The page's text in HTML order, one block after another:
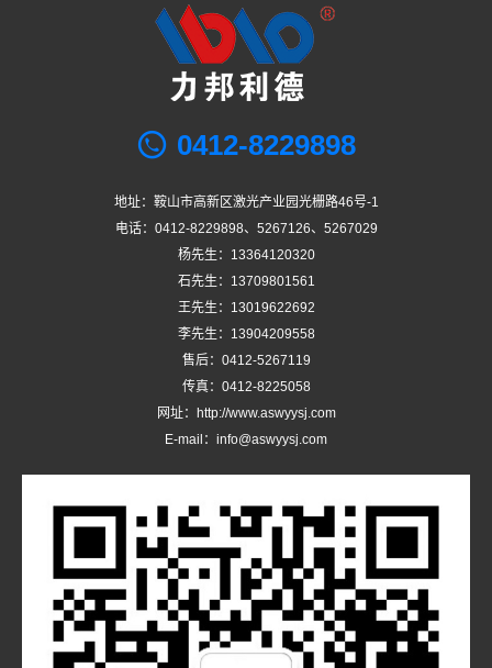
0412-8229898
地址：鞍山市高新区激光产业园光栅路46号-1
电话：0412-8229898、5267126、5267029
杨先生：13364120320
石先生：13709801561
王先生：13019622692
李先生：13904209558
售后：0412-5267119
传真：0412-8225058
网址：http://www.aswyysj.com
E-mail：info@aswyysj.com